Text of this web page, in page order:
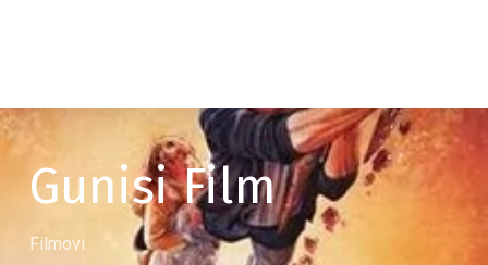
Gunisi Film
Filmovi